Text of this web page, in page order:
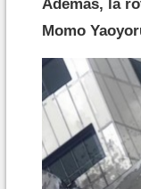
Además, la
Momo